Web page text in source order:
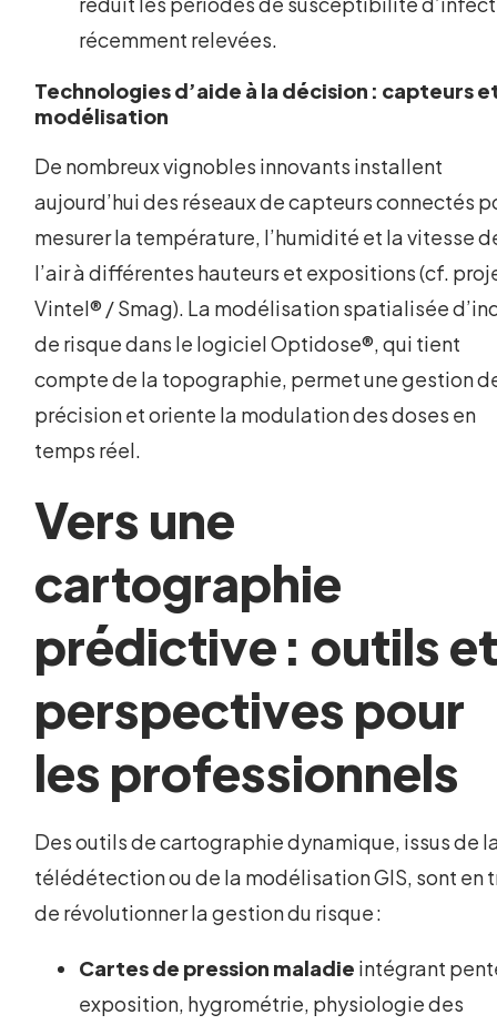
récemment relevées.
Technologies d’aide à la décision : capteurs
modélisation
De nombreux vignobles innovants installent
aujourd’hui des réseaux de capteurs connectés
mesurer la température, l’humidité et la vitesse
l’air à différentes hauteurs et expositions (cf.
Vintel® / Smag). La modélisation spatialisée
de risque dans le logiciel Optidose®, qui tient
compte de la topographie, permet une gestion
précision et oriente la modulation des doses en
temps réel.
Vers une
cartographie
prédictive : outils
perspectives pour
les professionnels
Des outils de cartographie dynamique, issus de
télédétection ou de la modélisation GIS, sont en
de révolutionner la gestion du risque :
Cartes de pression maladie intégrant
exposition, hygrométrie, physiologie des